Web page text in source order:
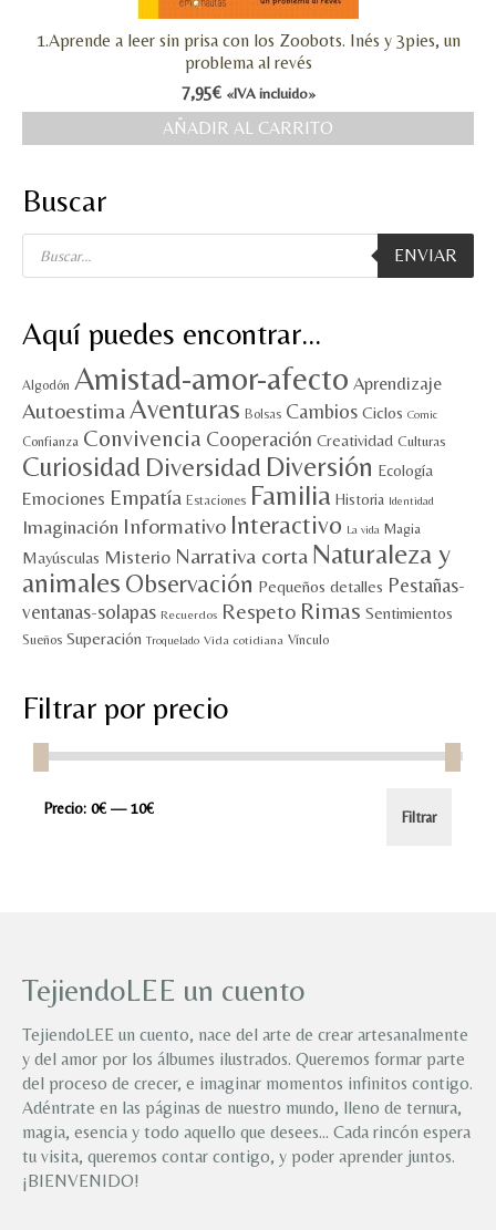
MI CUENTA
Valoraciones y opiniones de TejiendoLEE un
cuento
1.Aprende a leer sin prisa con los Zoobots. Inés y 3pies, un
problema al revés
7,95€ «IVA incluido»
AÑADIR AL CARRITO
Buscar
Búsqueda
productos
ENVIAR
Aquí puedes encontrar…
Algodón Amistad-amor-afecto Aprendizaje
AutoestimaAventuras Bolsas Cambios Ciclos Comic
Confianza Convivencia Cooperación Creatividad Culturas
Curiosidad Diversidad Diversión Ecología
Emociones Empatía Estaciones Familia Historia Identidad
Imaginación Informativo Interactivo La vida Magia
Mayúsculas Misterio Narrativa corta Naturaleza y
animales Observación Pequeños detalles Pestañas-
ventanas-solapas Recuerdos Respeto Rimas Sentimientos
Sueños Superación Troquelado Vida cotidiana Vínculo
Filtrar por precio
Precio
Precio
Filtrar
Precio: 0€ —10€
TejiendoLEE un cuento
TejiendoLEE un cuento, nace del arte de crear artesanalmente
y del amor por los álbumes ilustrados. Queremos formar parte
del proceso de crecer, e imaginar momentos infinitos contigo.
Adéntrate en las páginas de nuestro mundo, lleno de ternura,
magia, esencia y todo aquello que desees… Cada rincón espera
tu visita, queremos contar contigo, y poder aprender juntos.
¡BIENVENIDO!